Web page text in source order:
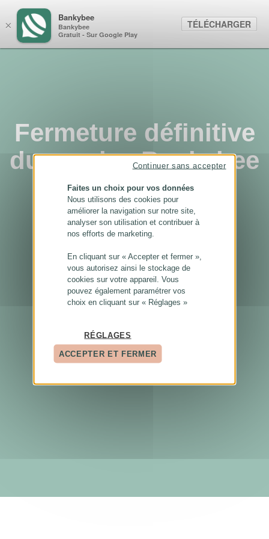
Fermeture définitive
du service Bankybee
...
×
Bankybee
Bankybee
Gratuit - Sur Google Play
TÉLÉCHARGER
Faites un choix pour vos données
Nous utilisons des cookies pour
améliorer la navigation sur notre site,
analyser son utilisation et contribuer à
nos efforts de marketing.
En cliquant sur « Accepter et fermer »,
vous autorisez ainsi le stockage de
cookies sur votre appareil. Vous
pouvez également paramétrer vos
choix en cliquant sur « Réglages »
RÉGLAGES
ACCEPTER ET FERMER
Continuer sans accepter